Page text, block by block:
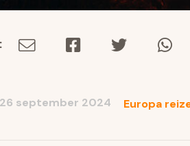
mail
26 september 2024 Europa